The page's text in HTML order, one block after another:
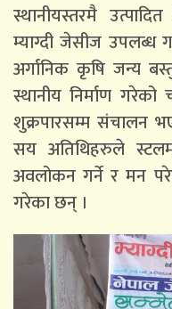
स्थानीयस्तरमै
म्याग्दी जेसीज उपलब्ध
अर्गानिक कृषि जन्य
स्थानीय निर्माण
शुक्रपारसम्म संचालन
सय अतिथिहरुले
अवलोकन गर्ने र मन
गरेका छन् ।